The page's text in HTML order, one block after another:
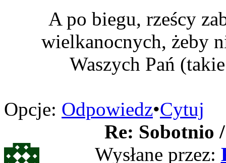
A po biegu, rześcy
wielkanocnych, żeby
Waszych Pań
Opcje: Odpowiedz•Cytuj
Re: Sobotnio
Wysłane przez: